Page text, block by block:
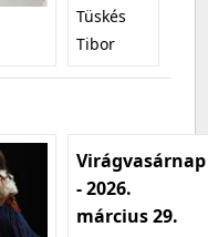
Tüskés
Tibor
Virágvasárnap
- 2026.
március 29.